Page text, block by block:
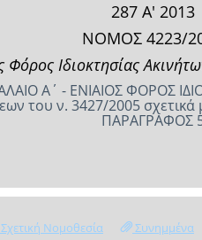
287 Α' 2013
ΝΟΜΟΣ 4223/
Φόρος Ιδιοκτησίας
Α΄ - ΕΝΙΑΙΟΣ ΦΟΡΟΣ
του ν. 3427/2005
ΠΑΡΑΓΡΑΦΟΣ
Σχετική Νομοθεσία Συνημμένα